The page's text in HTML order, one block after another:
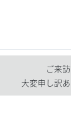
ご来
大変申し訳